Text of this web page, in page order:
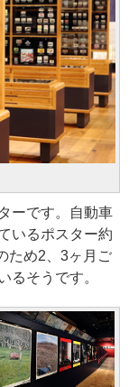
ーです。自動車
いるポスター約
ため2、3ヶ月ご
るそうです。